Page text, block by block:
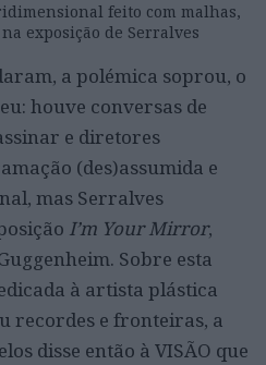
feito com malhas,
exposição de Serralves
a polémica soprou, o
houve conversas de
e diretores
(des)assumida e
mas Serralves
I’m Your Mirror,
Sobre esta
à artista plástica
recordes e fronteiras, a
disse então à VISÃO que